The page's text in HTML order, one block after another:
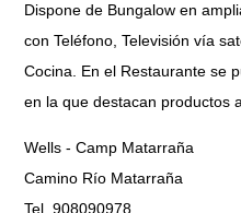
Dispone de Bungalow en
con Teléfono, Televisión vía
Cocina. En el Restaurante se
en la que destacan productos
Wells - Camp Matarraña
Camino Río Matarraña
Tel. 908090978